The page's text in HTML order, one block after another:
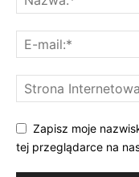
Zapisz moje
tej przeglądarce na